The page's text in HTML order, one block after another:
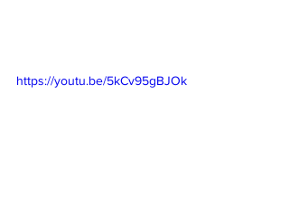
https://youtu.be/5kCv95gBJOk